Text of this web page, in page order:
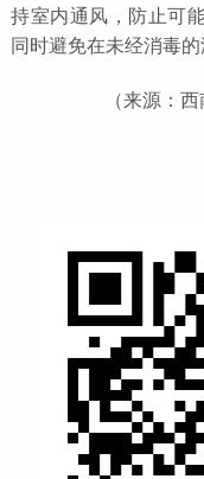
持室内通风，防止可
同时避免在未经消毒的
（来源：